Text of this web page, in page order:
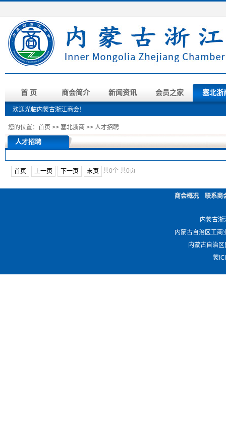
首 页 商会简介 新闻资讯 会员之家 塞北浙
欢迎光临内蒙古浙江商会！
您的位置： 首页 >> 塞北浙商 >> 人才招聘
人才招聘
共0个
首页 上一页 下一页 末页 共0页
商会概况 联系商
内蒙古浙
内蒙古自治区工商
内蒙古自治
蒙